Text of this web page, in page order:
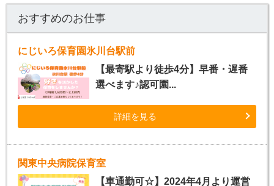
おすすめのお仕事
にじいろ保育園氷川台駅前
【最寄駅より徒歩4分】早番・遅番
選べます♪認可園...
詳細を見る
関東中央病院保育室
【車通勤可☆】2024年4月より運営